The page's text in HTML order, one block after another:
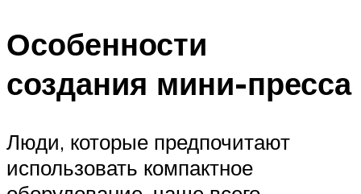
Особенности
создания мини-пресса
Люди, которые предпочитают
использовать компактное